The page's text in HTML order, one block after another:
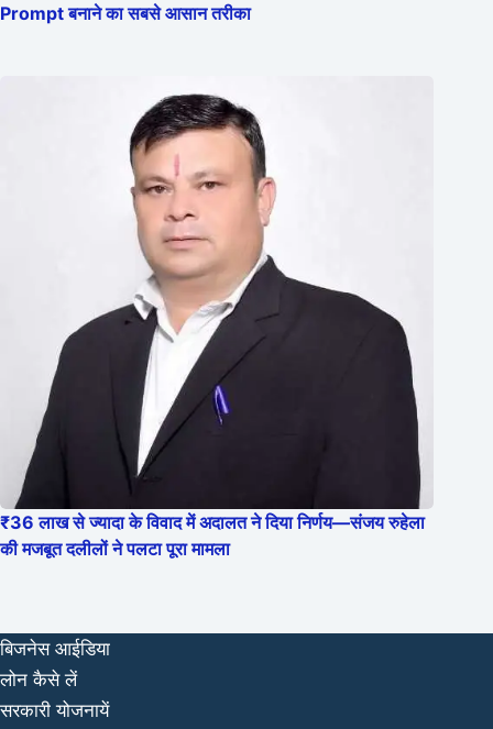
Prompt बनाने का सबसे आसान तरीका
₹36 लाख से ज्यादा के विवाद में अदालत ने दिया निर्णय—संजय रुहेला
की मजबूत दलीलों ने पलटा पूरा मामला
बिजनेस आईडिया
लोन कैसे लें
सरकारी योजनायें